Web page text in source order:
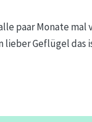
paar Monate
lieber Geflügel das